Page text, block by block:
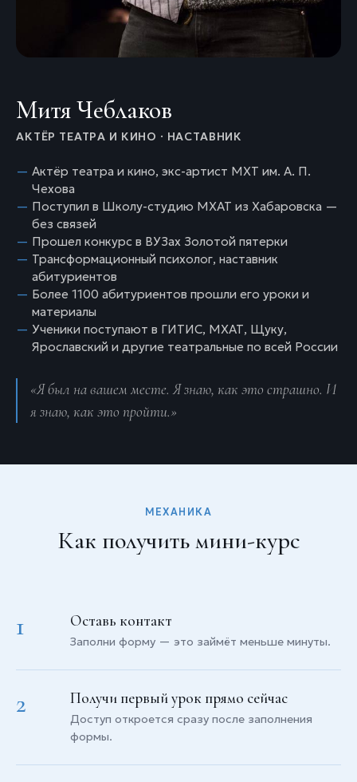
Митя Чеблаков
АКТЁР ТЕАТРА И КИНО · НАСТАВНИК
Актёр театра и кино, экс-артист МХТ им. А. П.
Чехова
Поступил в Школу-студию МХАТ из Хабаровска —
без связей
Прошел конкурс в ВУЗах Золотой пятерки
Трансформационный психолог, наставник
абитуриентов
Более 1100 абитуриентов прошли его уроки и
материалы
Ученики поступают в ГИТИС, МХАТ, Щуку,
Ярославский и другие театральные по всей России
«Я был на вашем месте. Я знаю, как это страшно. И
я знаю, как это пройти.»
МЕХАНИКА
Как получить мини-курс
1 Оставь контакт
Заполни форму — это займёт меньше минуты.
2 Получи первый урок прямо сейчас
Доступ откроется сразу после заполнения
формы.